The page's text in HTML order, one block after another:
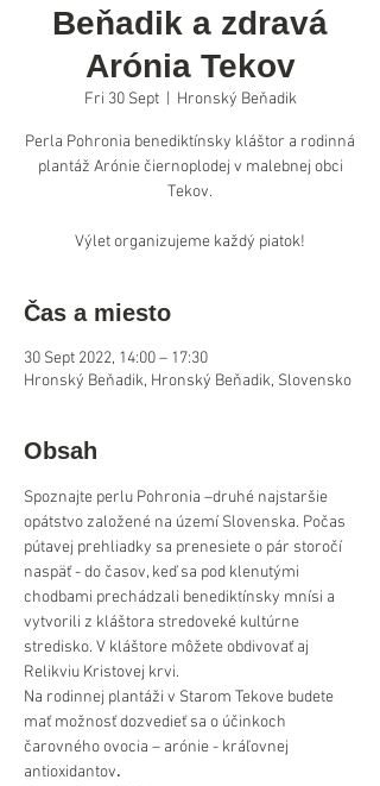
Beňadik a zdravá
Arónia Tekov
Fri 30 Sept
  |
Hronský Beňadik
Perla Pohronia benediktínsky kláštor a rodinná
plantáž Arónie čiernoplodej v malebnej obci
Tekov.
Výlet organizujeme každý piatok!
Čas a miesto
30 Sept 2022, 14:00 – 17:30
Hronský Beňadik, Hronský Beňadik, Slovensko
Obsah
Spoznajte perlu Pohronia –druhé najstaršie
opátstvo založené na území Slovenska. Počas
pútavej prehliadky sa prenesiete o pár storočí
naspäť - do časov, keď sa pod klenutými
chodbami prechádzali benediktínsky mnísi a
vytvorili z kláštora stredoveké kultúrne
stredisko. V kláštore môžete obdivovať aj
Relikviu Kristovej krvi.
Na rodinnej plantáži v Starom Tekove budete
mať možnosť dozvedieť sa o účinkoch
čarovného ovocia – arónie - kráľovnej
antioxidantov.